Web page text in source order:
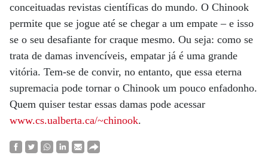
conceituadas revistas científicas do mundo. O Chinook
permite que se jogue até se chegar a um empate – e isso
se o seu desafiante for craque mesmo. Ou seja: como se
trata de damas invencíveis, empatar já é uma grande
vitória. Tem-se de convir, no entanto, que essa eterna
supremacia pode tornar o Chinook um pouco enfadonho.
Quem quiser testar essas damas pode acessar
www.cs.ualberta.ca/~chinook.